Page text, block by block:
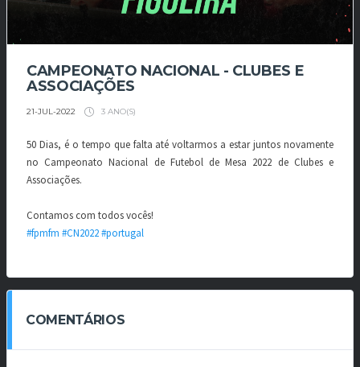
CAMPEONATO NACIONAL - CLUBES E
ASSOCIAÇÕES
21-JUL-2022 3 ANO(S)
50 Dias, é o tempo que falta até voltarmos a estar juntos novamente
no Campeonato Nacional de Futebol de Mesa 2022 de Clubes e
Associações.
Contamos com todos vocês!
#fpmfm #CN2022#portugal
COMENTÁRIOS